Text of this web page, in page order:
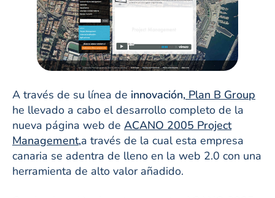
A través de su línea de innovación, Plan B Group
he llevado a cabo el desarrollo completo de la
nueva página web de ACANO 2005 Project
Management,a través de la cual esta empresa
canaria se adentra de lleno en la web 2.0 con una
herramienta de alto valor añadido.